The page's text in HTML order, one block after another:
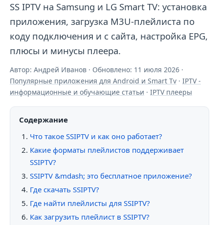
SS IPTV на Samsung и LG Smart TV: установка
приложения, загрузка M3U-плейлиста по
коду подключения и с сайта, настройка EPG,
плюсы и минусы плеера.
Автор: Андрей Иванов · Обновлено: 11 июля 2026 ·
Популярные приложения для Android и Smart Tv · IPTV -
информационные и обучающие статьи · IPTV плееры
Содержание
Что такое SSIPTV и как оно работает?
Какие форматы плейлистов поддерживает
SSIPTV?
SSIPTV &mdash; это бесплатное приложение?
Где скачать SSIPTV?
Где найти плейлисты для SSIPTV?
Как загрузить плейлист в SSIPTV?